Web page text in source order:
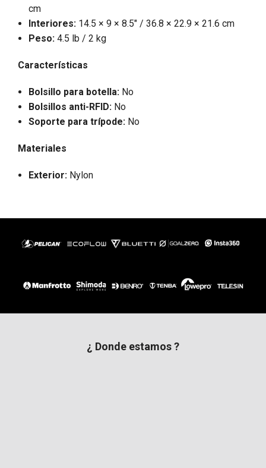
cm
Interiores:14.5 × 9 × 8.5" / 36.8 × 22.9 × 21.6 cm
Peso:4.5 lb / 2 kg
Características
Bolsillo para botella:No
Bolsillos anti-RFID:No
Soporte para trípode:No
Materiales
Exterior:Nylon
¿ Donde estamos ?